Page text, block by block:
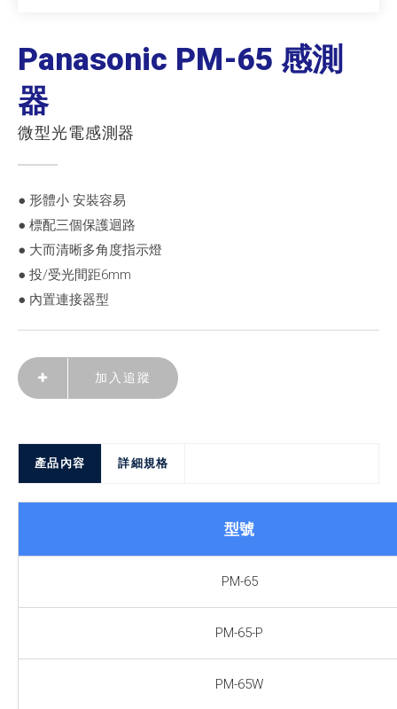
Panasonic PM-65 感測
器
微型光電感測器
● 形體小 安裝容易
● 標配三個保護迴路
● 大而清晰多角度指示燈
● 投/受光間距6mm
● 內置連接器型
加入追蹤
產品內容 詳細規格
型號
PM-65
PM-65-P
PM-65W